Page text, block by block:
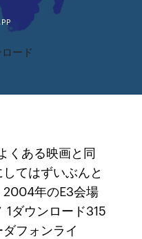
ード
くある映画と同
てはずいぶんと
2004年のE3会場
ダウンロード315
フォンライ